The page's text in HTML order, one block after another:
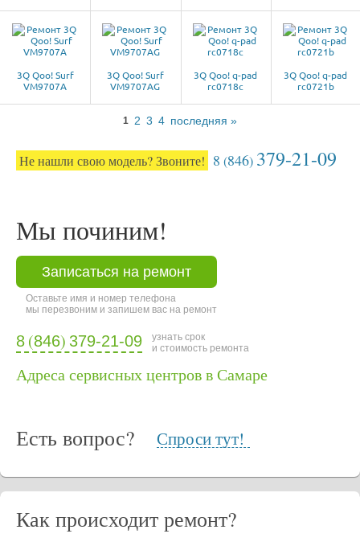
3Q Qoo! Surf
VM9707A
3Q Qoo! Surf
VM9707AG
3Q Qoo! q-pad
rc0718c
3Q Qoo! q-pad
rc0721b
1 2 3 4 последняя »
Не нашли свою модель? Звоните! 8 (846) 379-21-09
Мы починим!
Записаться на ремонт
Оставьте имя и номер телефона
мы перезвоним и запишем вас на ремонт
8 (846) 379-21-09
узнать срок
и стоимость ремонта
Адреса сервисных центров в Самаре
Есть вопрос? Спроси тут!
Как происходит ремонт?